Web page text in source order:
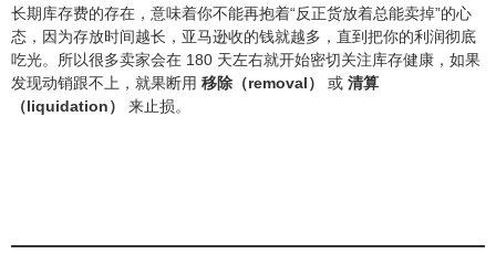
长期库存费的存在，意味着你不能再抱着“反正货放着总能卖掉”的心
态，因为存放时间越长，亚马逊收的钱就越多，直到把你的利润彻底
吃光。所以很多卖家会在 180 天左右就开始密切关注库存健康，如果
发现动销跟不上，就果断用 移除（removal） 或 清算
（liquidation）
来止损。